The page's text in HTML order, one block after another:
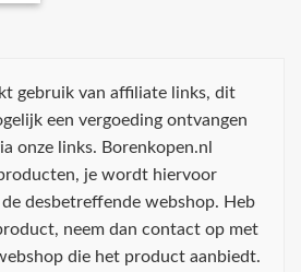
gebruik van affiliate links, dit
een vergoeding ontvangen
onze links. Borenkopen.nl
je wordt hiervoor
desbetreffende webshop. Heb
neem dan contact op met
die het product aanbiedt.